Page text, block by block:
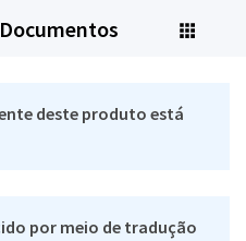
Documentos
deste produto está
por meio de tradução